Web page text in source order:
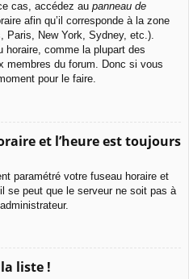
cas, accédez au panneau de
afin qu’il corresponde à la zone
Paris, New York, Sydney, etc.).
horaire, comme la plupart des
membres du forum. Donc si vous
pour le faire.
et l’heure est toujours
paramétré votre fuseau horaire et
se peut que le serveur ne soit pas à
liste !